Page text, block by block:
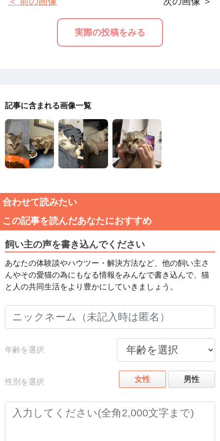
実際の投稿をみる
記事に含まれる画像一覧
合わせて読みたい
この記事を読んだあなたにおすすめ
飼い主の声を書き込んでください
あなたの体験談やハウツー・解決方法など、他の飼い主さ
んやその愛猫の為にもなる情報をみんなで書き込んで、猫
と人の共同生活をより豊かにしていきましょう。
年齢を選択
性別を選択 女性 男性